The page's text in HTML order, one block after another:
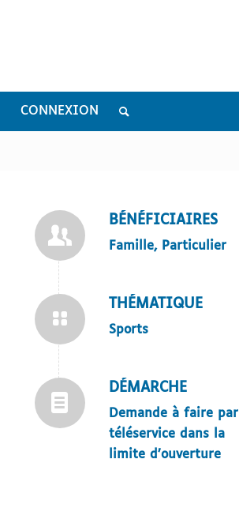
CONNEXION
BÉNÉFICIAIRES
Famille, Particulier
THÉMATIQUE
Sports
DÉMARCHE
Demande à faire par
téléservice dans la
limite d’ouverture